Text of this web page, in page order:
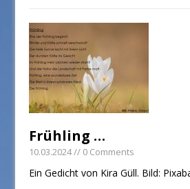
Frühling …
10.03.2024// 0 Comments
Ein Gedicht von Kira Güll. Bild: